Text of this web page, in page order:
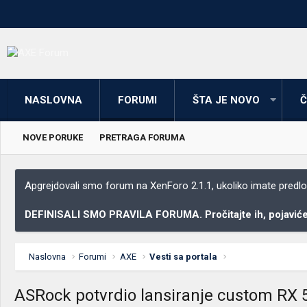
NASLOVNA FORUMI ŠTA JE NOVO
NOVE PORUKE PRETRAGA FORUMA
Apgrejdovali smo forum na XenForo 2.1.1, ukoliko imate
DEFINISALI SMO PRAVILA FORUMA. Pročitajte ih,
Naslovna Forumi AXE Vesti sa portala
ASRock potvrdio lansiranje custom RX